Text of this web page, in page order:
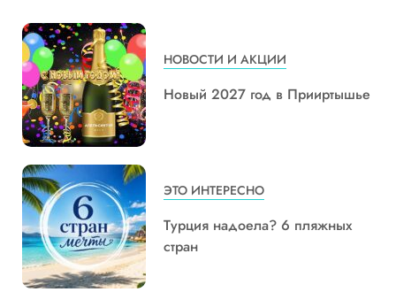
НОВОСТИ И АКЦИИ
Новый 2027 год в Прииртышье
ЭТО ИНТЕРЕСНО
Турция надоела? 6 пляжных
стран